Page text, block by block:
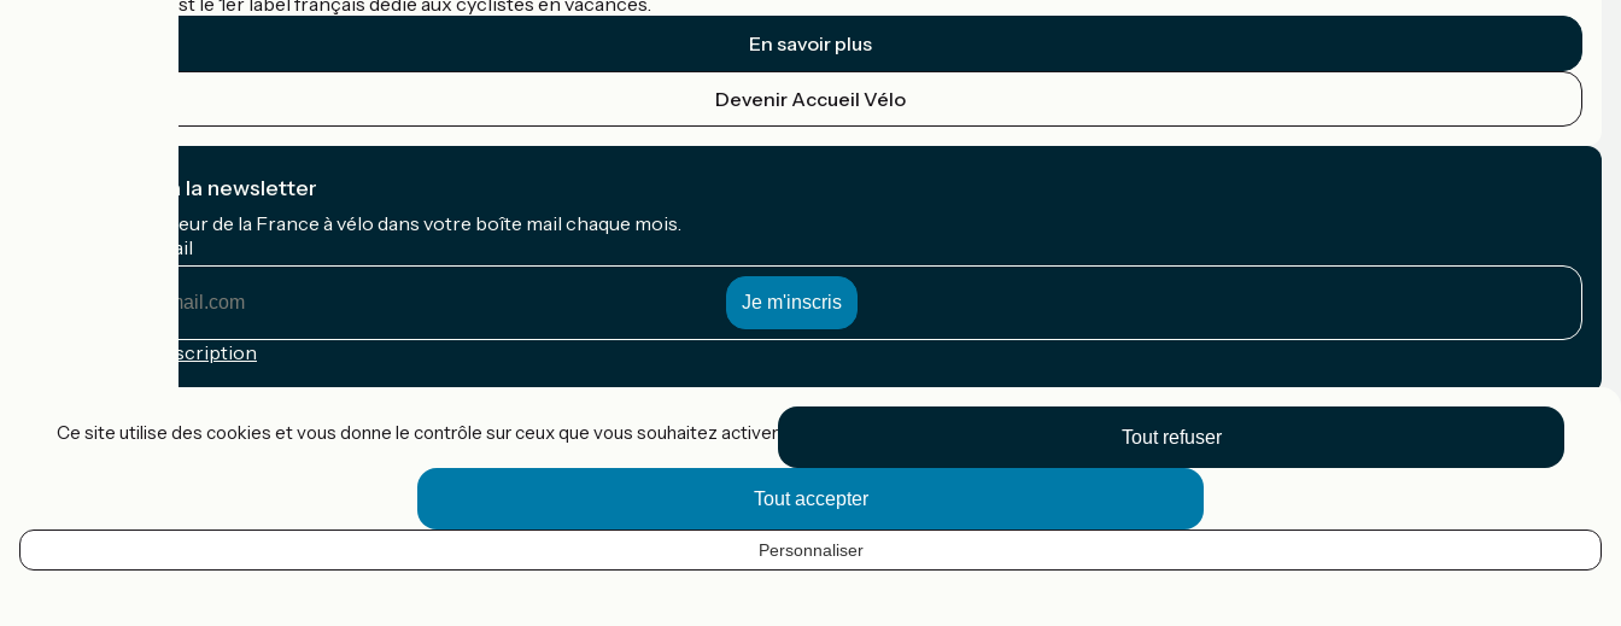
FR
En savoir plus
Devenir Accueil Vélo
Je m'abonne à la newsletter
Recevez le meilleur de la France à vélo dans votre boîte mail chaque mois.
Mon adresse mail
Conditions d'inscription
Contact
Mentions légales
Ce site utilise des cookies et vous donne le contrôle sur ceux que vous souhaitez activer
Tout accepter
Tout refuser
Personnaliser